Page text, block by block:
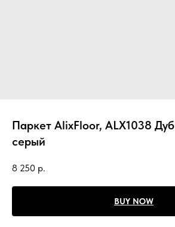
Паркет AlixFloor, ALX1038
серый
8 250 р.
BUY NOW